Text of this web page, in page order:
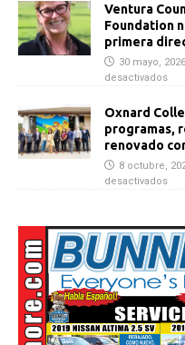
Ventura
Foundation
primera
30 mayo, 2026
desactivados
Oxnard
programas,
renovado
8 octubre,
desactivados